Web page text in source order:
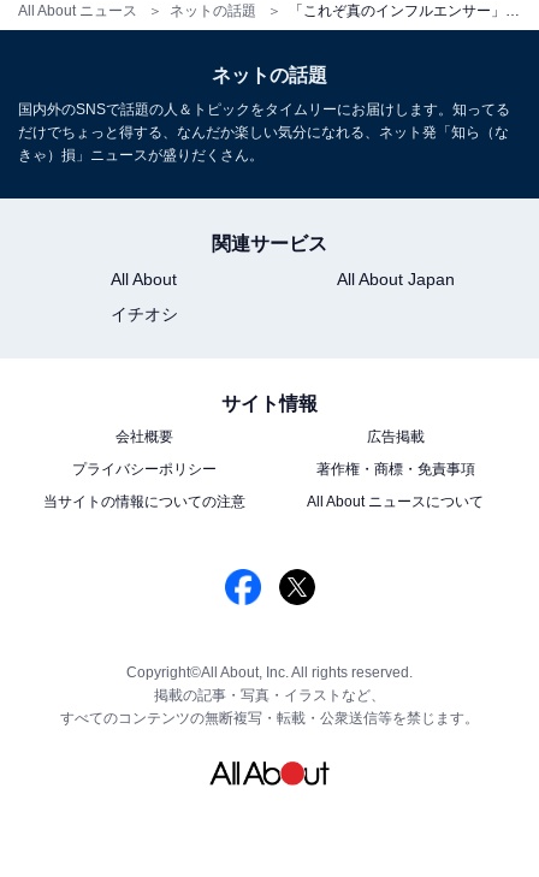
All About ニュース ネットの話題
ネットの話題
国内外のSNSで話題の人＆トピックをタイムリーにお届けします。知ってる
だけでちょっと得する、なんだか楽しい気分になれる、ネット発「知ら（な
きゃ）損」ニュースが盛りだくさん。
関連サービス
All About
All About Japan
イチオシ
サイト情報
会社概要
広告掲載
プライバシーポリシー
著作権・商標・免責事項
当サイトの情報についての注意
All About ニュースについて
Copyright©All About, Inc. All rights reserved.
掲載の記事・写真・イラストなど、
すべてのコンテンツの無断複写・転載・公衆送信等を禁じます。